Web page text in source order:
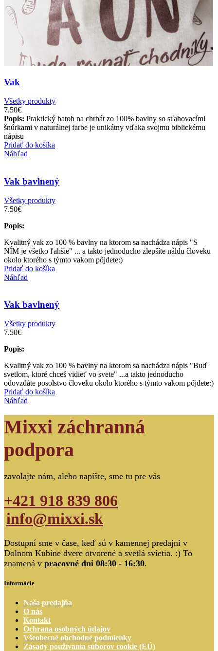
Vak
Všetky produkty
7.50€
Popis: Praktický batoh na chrbát zo 100% bavlny so sťahovacími
šnúrkami v naturálnej farbe je unikátny vďaka svojmu biblickému
nápisu
Pridať do košíka
Náhľad
Vak bavlnený
Všetky produkty
7.50€
Popis:
Kvalitný vak zo 100 % bavlny na ktorom sa nachádza nápis "S
NÍM je všetko ľahšie" ... a takto jednoducho zlepšíte náldu človeku
okolo ktorého s týmto vakom pôjdete:)
Pridať do košíka
Náhľad
Vak bavlnený
Všetky produkty
7.50€
Popis:
Kvalitný vak zo 100 % bavlny na ktorom sa nachádza nápis "Buď
svetlom, ktoré chceš vidieť vo svete" ...a takto jednoducho
odovzdáte posolstvo človeku okolo ktorého s týmto vakom pôjdete:)
Pridať do košíka
Náhľad
Mixxi záchranná
podpora
zavolajte nám, alebo napíšte, sme tu pre vás
+421 918 839 806
info@mixxi.sk
Dostupní sme v čase, keď sú v kamennej predajni v
Dolnom Kubíne dvere otvorené a svetlá svietia. :) To
znamená v pracovné dni 08:30 - 16:30.
Informácie
Naša predajňa
O nás
Kontakt
Ochrana osobných údajov
Všeobecné obchodné podmienky
Zásady používania súborov cookie (EÚ)